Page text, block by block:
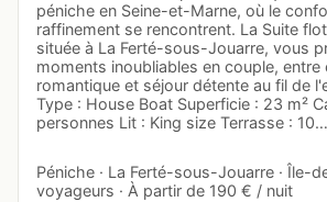
péniche en Seine-et-Marne, où le
raffinement se rencontrent. La Suite
située à La Ferté-sous-Jouarre, vous
moments inoubliables en couple, entre
romantique et séjour détente au fil de
Type : House Boat Superficie : 23 m²
personnes Lit : King size Terrasse : 10…
Péniche · La Ferté-sous-Jouarre · Île-
voyageurs · À partir de 190 € / nuit